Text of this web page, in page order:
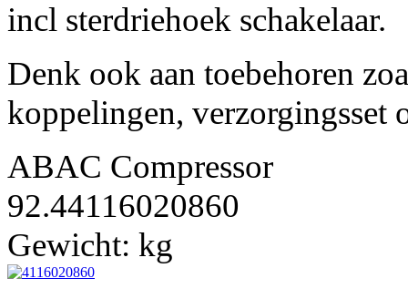
incl sterdriehoek schakelaar.
Denk ook aan toebehoren
koppelingen, verzorgingsset
ABAC Compressor
92.44116020860
Gewicht: kg